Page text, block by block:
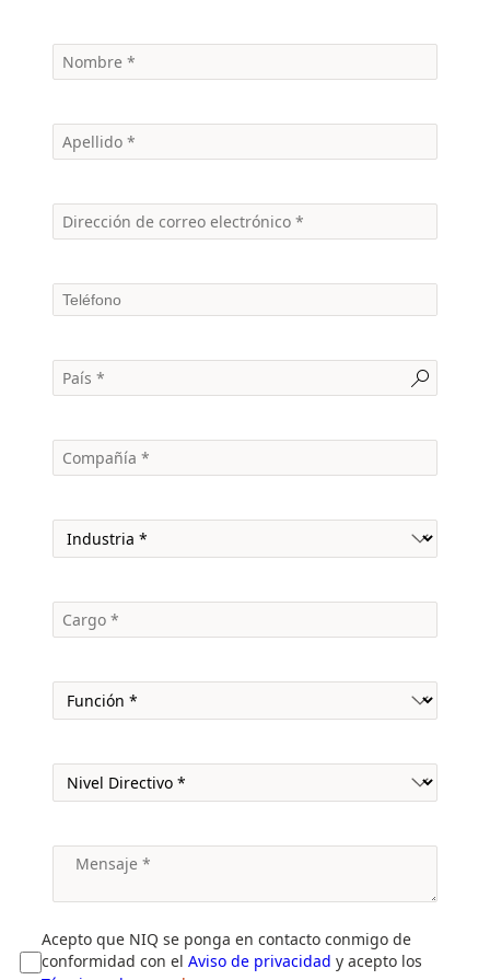
Acepto que NIQ se ponga en contacto conmigo de
conformidad con el Aviso de privacidad y acepto los